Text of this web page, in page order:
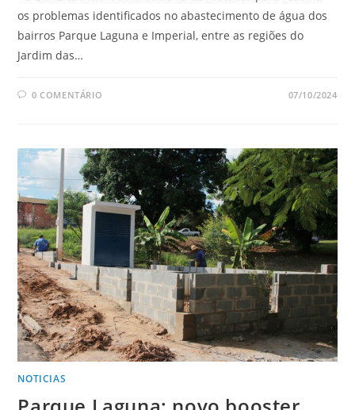
os problemas identificados no abastecimento de água dos
bairros Parque Laguna e Imperial, entre as regiões do
Jardim das…
0 COMENTÁRIO 07/10/2024
NOTICIAS